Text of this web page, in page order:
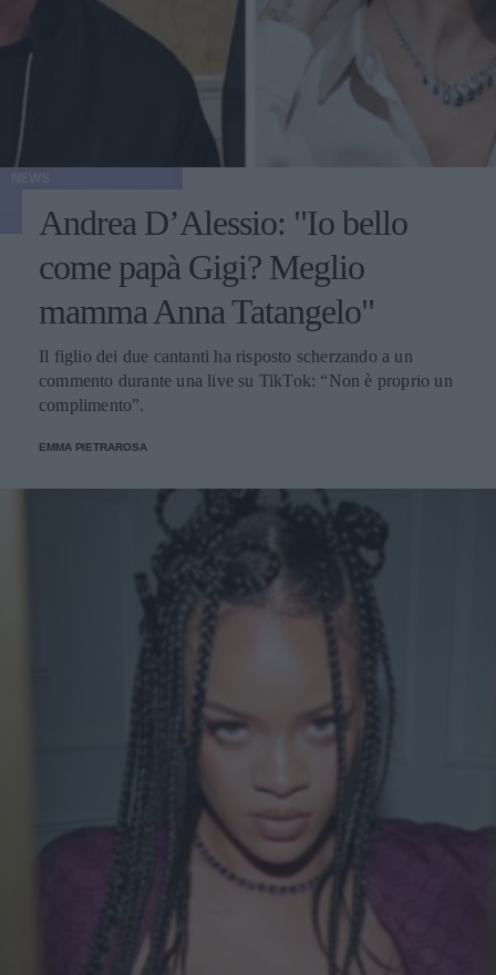
Andrea D’Alessio: "Io bello
come papà Gigi? Meglio
mamma Anna Tatangelo"
Il figlio dei due cantanti ha risposto scherzando a un
commento durante una live su TikTok: “Non è proprio un
complimento”.
EMMA PIETRAROSA